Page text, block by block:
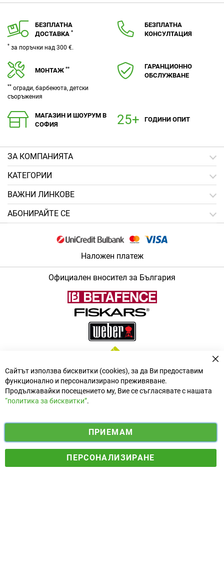
БЕЗПЛАТНА
ДОСТАВКА *
* за поръчки над 300 €.
БЕЗПЛАТНА
КОНСУЛТАЦИЯ
МОНТАЖ **
** огради, барбекюта, детски
съоръжения
ГАРАНЦИОННО
ОБСЛУЖВАНЕ
МАГАЗИН И ШОУРУМ В
СОФИЯ
ГОДИНИ ОПИТ
ЗA КОМПАНИЯТА
КАТЕГОРИИ
ВАЖНИ ЛИНКОВЕ
АБОНИРАЙТЕ СЕ
Наложен платеж
Официален вносител за България
© 2025 Ogradina.bg Всички права запазени. | Обменен курс:
f
a
i
n
s
y
o
u
Електронен магазин
Сайтът използва бисквитки (cookies), за да Ви предоставим
функционално и персонализирано преживяване.
Продължавайки посещението му, Вие се съгласявате с нашата
“политика за бисквитки”.
ПРИЕМАМ
ПЕРСОНАЛИЗИРАНЕ